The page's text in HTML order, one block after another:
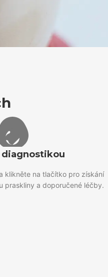
diagnostikou
klikněte na tlačítko pro získání
praskliny a doporučené léčby.